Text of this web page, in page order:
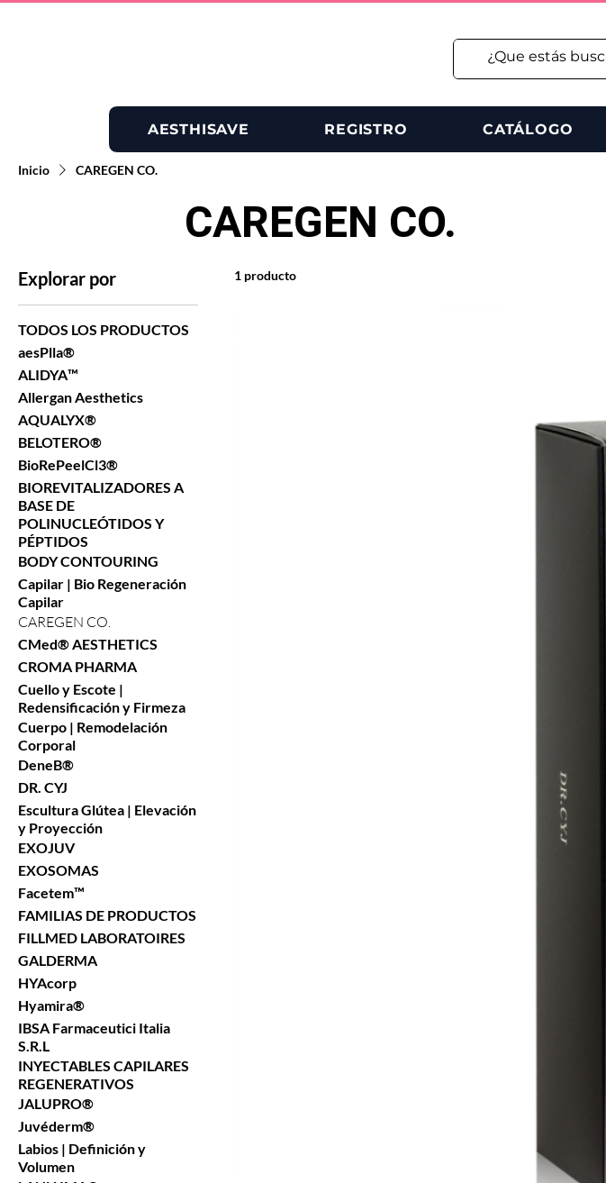
AESTHISAVE REGISTRO CATÁLOGO
Inicio CAREGEN CO.
CAREGEN CO.
Explorar por
TODOS LOS PRODUCTOS
aesPlla®
ALIDYA™
Allergan Aesthetics
AQUALYX®
BELOTERO®
BioRePeelCl3®
BIOREVITALIZADORES A
BASE DE
POLINUCLEÓTIDOS Y
PÉPTIDOS
BODY CONTOURING
Capilar | Bio Regeneración
Capilar
CAREGEN CO.
CMed® AESTHETICS
CROMA PHARMA
Cuello y Escote |
Redensificación y Firmeza
Cuerpo | Remodelación
Corporal
DeneB®
DR. CYJ
Escultura Glútea | Elevación
y Proyección
EXOJUV
EXOSOMAS
Facetem™
FAMILIAS DE PRODUCTOS
FILLMED LABORATOIRES
GALDERMA
HYAcorp
Hyamira®
IBSA Farmaceutici Italia
S.R.L
INYECTABLES CAPILARES
REGENERATIVOS
JALUPRO®
Juvéderm®
Labios | Definición y
Volumen
1 producto